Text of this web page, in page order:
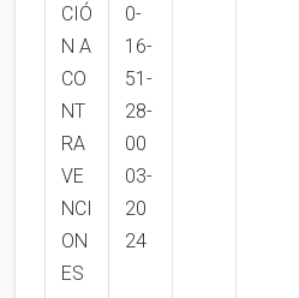
CIÓ
N A
CO
NT
RA
VE
NCI
ON
ES
0-
16-
51-
28-
00
03-
20
24